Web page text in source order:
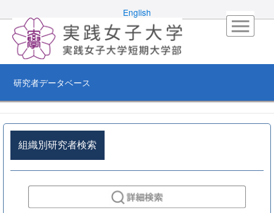
English
研究者データベース
組織別研究者検索